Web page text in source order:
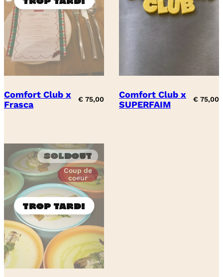
Comfort Club x
Frasca
€ 75,00
Comfort Club x
SUPERFAIM
€ 75,00
Soldout
Coup de
coeur